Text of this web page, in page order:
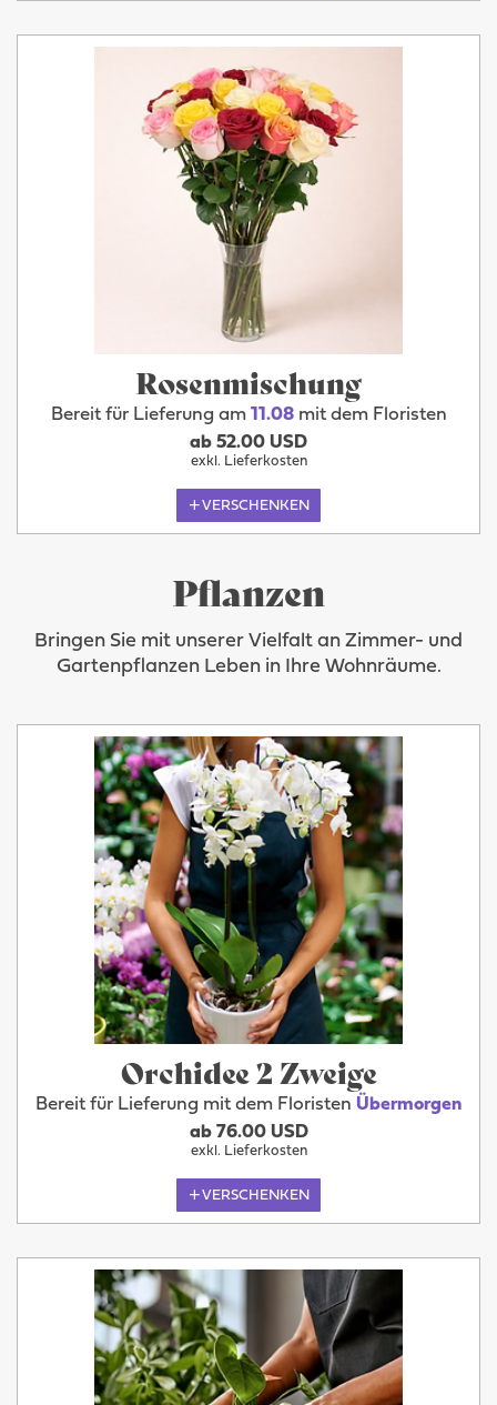
Rosenmischung
Bereit für Lieferung am 11.08mit dem Floristen
ab 52.00 USD
exkl. Lieferkosten
VERSCHENKEN
Pflanzen
Bringen Sie mit unserer Vielfalt an Zimmer- und
Gartenpflanzen Leben in Ihre Wohnräume.
Orchidee 2 Zweige
Bereit für Lieferung mit dem Floristen Übermorgen
ab 76.00 USD
exkl. Lieferkosten
VERSCHENKEN